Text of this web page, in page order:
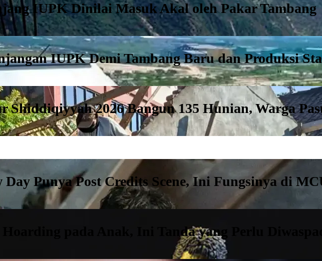
IUPK Dinilai Masuk Akal oleh Pakar Tambang
IUPK Demi Tambang Baru dan Produksi
Shiddiqiyyah 2026 Bangun 135 Hunian, Warga
Punya Post Credits Scene, Ini Fungsinya di
Hoarding pada Anak, Ini Tanda yang Perlu